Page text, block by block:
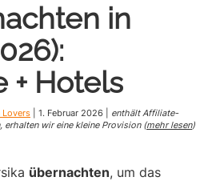
in
+ Hotels
Lovers 1. Februar 2026
enthält Affiliate-
erhalten wir eine kleine Provision (mehr lesen)
übernachten, um das